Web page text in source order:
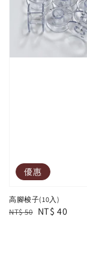
優惠
高腳梭子(10入)
Regular
NT$ 50 Sale
NT$ 40